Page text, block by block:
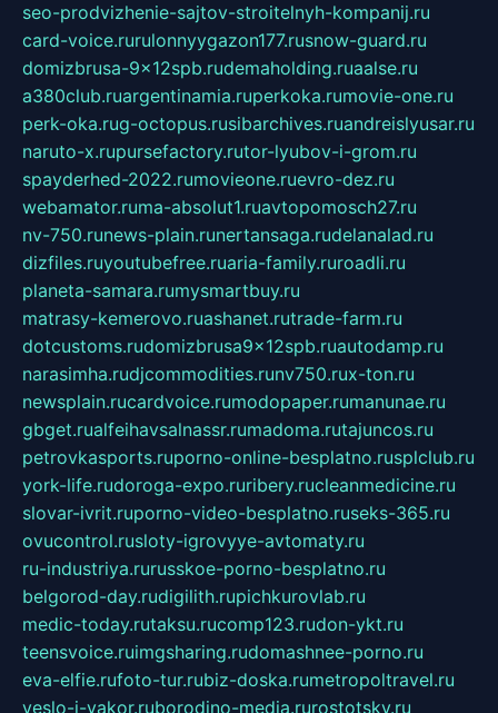
seo-prodvizhenie-sajtov-stroitelnyh-kompanij.ru
card-voice.rurulonnyygazon177.rusnow-guard.ru
domizbrusa-9x12spb.rudemaholding.ruaalse.ru
a380club.ruargentinamia.ruperkoka.rumovie-one.ru
perk-oka.rug-octopus.rusibarchives.ruandreislyusar.ru
naruto-x.rupursefactory.rutor-lyubov-i-grom.ru
spayderhed-2022.rumovieone.ruevro-dez.ru
webamator.ruma-absolut1.ruavtopomosch27.ru
nv-750.runews-plain.runertansaga.rudelanalad.ru
dizfiles.ruyoutubefree.ruaria-family.ruroadli.ru
planeta-samara.rumysmartbuy.ru
matrasy-kemerovo.ruashanet.rutrade-farm.ru
dotcustoms.rudomizbrusa9x12spb.ruautodamp.ru
narasimha.rudjcommodities.runv750.rux-ton.ru
newsplain.rucardvoice.rumodopaper.rumanunae.ru
gbget.rualfeihavsalnassr.rumadoma.rutajuncos.ru
petrovkasports.ruporno-online-besplatno.rusplclub.ru
york-life.rudoroga-expo.ruribery.rucleanmedicine.ru
slovar-ivrit.ruporno-video-besplatno.ruseks-365.ru
ovucontrol.rusloty-igrovyye-avtomaty.ru
ru-industriya.rurusskoe-porno-besplatno.ru
belgorod-day.rudigilith.rupichkurovlab.ru
medic-today.rutaksu.rucomp123.rudon-ykt.ru
teensvoice.ruimgsharing.rudomashnee-porno.ru
eva-elfie.rufoto-tur.rubiz-doska.rumetropoltravel.ru
veslo-i-yakor.ruborodino-media.rurostotsky.ru